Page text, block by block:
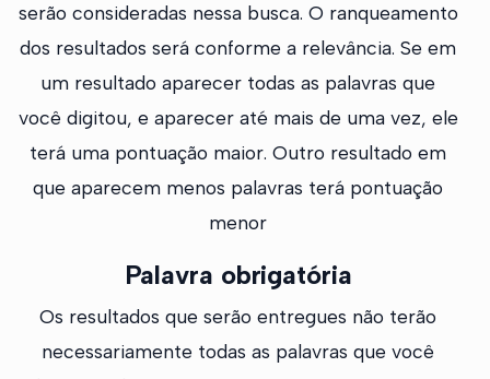
serão consideradas nessa busca. O ranqueamento
dos resultados será conforme a relevância. Se em
um resultado aparecer todas as palavras que
você digitou, e aparecer até mais de uma vez, ele
terá uma pontuação maior. Outro resultado em
que aparecem menos palavras terá pontuação
menor
Palavra obrigatória
Os resultados que serão entregues não terão
necessariamente todas as palavras que você